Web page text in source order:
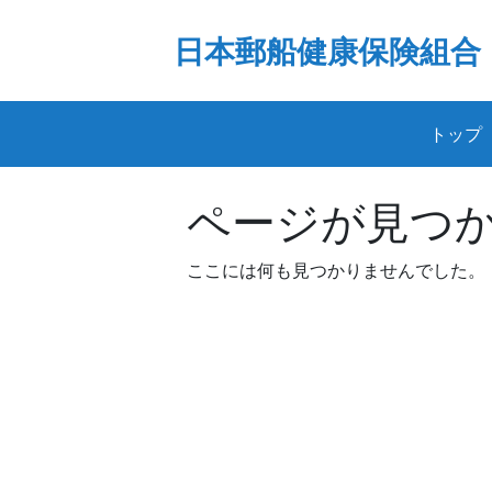
日本郵船健康保険組合
トップ
ページが見つ
ここには何も見つかりませんでした。